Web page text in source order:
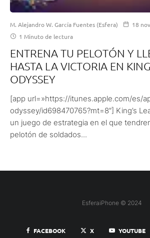
M. Alejandro W. García Fuentes (Esfera)
18
1 Minuto de lectura
ENTRENA TU PELOTÓN Y
HASTA LA VICTORIA EN
ODYSSEY
[app url=»https://itunes.apple.com/es/
odyssey/id698470765?mt=8″] King’s
un juego de estrategia en el que
pelotón de soldados...
EsferaiPhone © 2024
FACEBOOK X YOUTUBE